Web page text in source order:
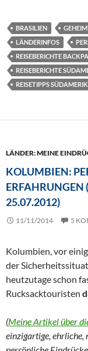
BRASILIEN
LÄNDERINFOS
REISEBERICHTE
REISEBERICHTE
REISETIPPS
LÄNDER: MEINE
KOLUMBIEN:
ERFAHRUNGEN
25.07.2012)
11/11/2014 5
Kolumbien, vor
der
heutzutage schon
Rucksacktouristen
(Meine Artikel über
einzigartige,